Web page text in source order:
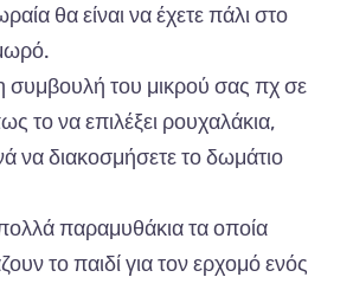
θα είναι να έχετε πάλι στο
συμβουλή του μικρού σας πχ σε
το να επιλέξει ρουχαλάκια,
να διακοσμήσετε το δωμάτιο
παραμυθάκια τα οποία
το παιδί για τον ερχομό ενός